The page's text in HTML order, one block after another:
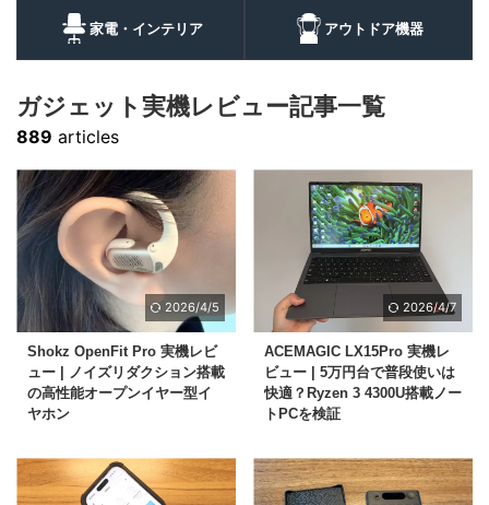
家電・インテリア アウトドア機器
ガジェット実機レビュー記事一覧
889 articles
2026/4/5
Shokz OpenFit Pro 実機レビ
ュー | ノイズリダクション搭載
の高性能オープンイヤー型イ
ヤホン
2026/4/7
ACEMAGIC LX15Pro 実機レ
ビュー | 5万円台で普段使いは
快適？Ryzen 3 4300U搭載ノー
トPCを検証